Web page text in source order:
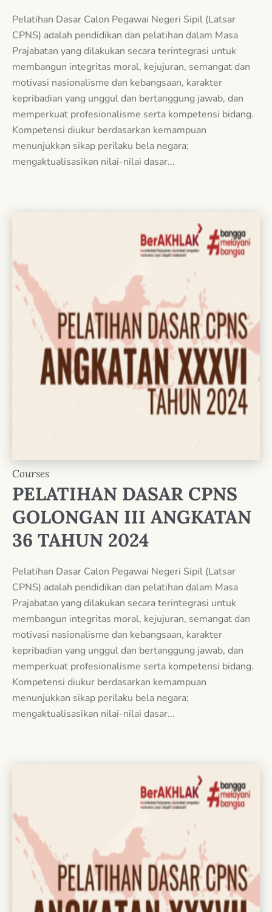
Pelatihan Dasar Calon Pegawai Negeri Sipil (Latsar
CPNS) adalah pendidikan dan pelatihan dalam Masa
Prajabatan yang dilakukan secara terintegrasi untuk
membangun integritas moral, kejujuran, semangat dan
motivasi nasionalisme dan kebangsaan, karakter
kepribadian yang unggul dan bertanggung jawab, dan
memperkuat profesionalisme serta kompetensi bidang.
Kompetensi diukur berdasarkan kemampuan
menunjukkan sikap perilaku bela negara;
mengaktualisasikan nilai-nilai dasar...
Courses
PELATIHAN DASAR CPNS
GOLONGAN III ANGKATAN
36 TAHUN 2024
Pelatihan Dasar Calon Pegawai Negeri Sipil (Latsar
CPNS) adalah pendidikan dan pelatihan dalam Masa
Prajabatan yang dilakukan secara terintegrasi untuk
membangun integritas moral, kejujuran, semangat dan
motivasi nasionalisme dan kebangsaan, karakter
kepribadian yang unggul dan bertanggung jawab, dan
memperkuat profesionalisme serta kompetensi bidang.
Kompetensi diukur berdasarkan kemampuan
menunjukkan sikap perilaku bela negara;
mengaktualisasikan nilai-nilai dasar...